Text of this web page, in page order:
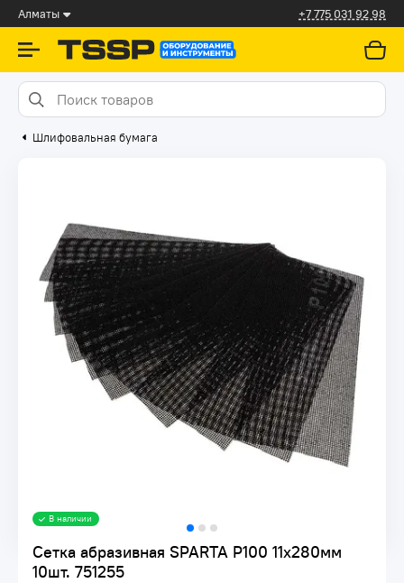
Алматы +7 775 031 92 98
Шлифовальная бумага
Сетка абразивная SPARTA P100 11х280мм
10шт. 751255
В наличии